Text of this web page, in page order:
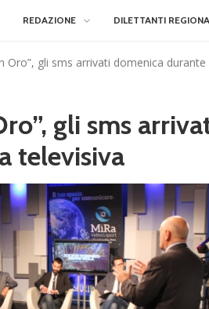
REDAZIONE DILETTANTI
Oro”, gli sms arrivati domenica
gli sms
televisiva